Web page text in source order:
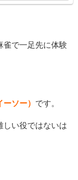
雀で一足先に体験
ソー） です。
しい役ではないは